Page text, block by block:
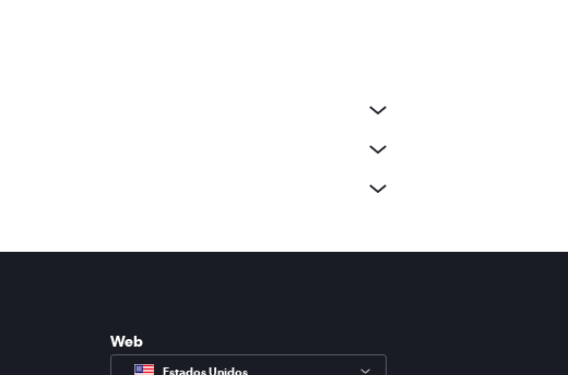
Web
Estados Unidos